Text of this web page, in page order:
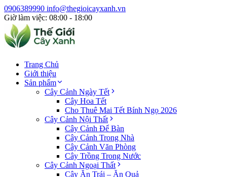
0906389990 info@thegioicayxanh.vn
Giờ làm việc: 08:00 - 18:00
Trang Chủ
Giới thiệu
Sản phẩm
Cây Cảnh Ngày Tết
Cây Hoa Tết
Cho Thuê Mai Tết Bính Ngọ 2026
Cây Cảnh Nội Thất
Cây Cảnh Để Bàn
Cây Cảnh Trong Nhà
Cây Cảnh Văn Phòng
Cây Trồng Trong Nước
Cây Cảnh Ngoại Thất
Cây Ăn Trái – Ăn Quả